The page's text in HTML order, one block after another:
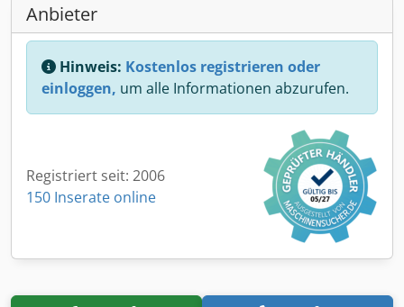
Anbieter
Hinweis: Kostenlos registrieren oder
einloggen, um alle Informationen abzurufen.
Registriert seit: 2006
150 Inserate online